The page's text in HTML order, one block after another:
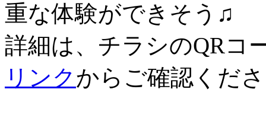
重な体験ができそう♫
詳細は、チラシのQRコ
リンクからご確認くだ